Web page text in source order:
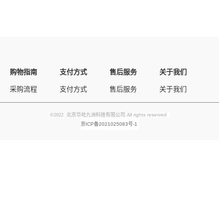
购物指南
采购流程
支付方式
支付方式
售后服务
售后服务
关于我们
关于我们
©2022 北京华屹九洲科技有限公司 All rights reserved
京ICP备2021025083号-1